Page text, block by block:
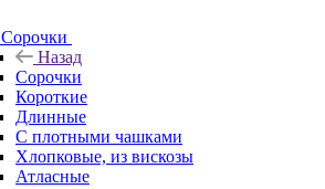
Сорочки
Назад
Сорочки
Короткие
Длинные
С плотными чашками
Хлопковые, из вискозы
Атласные